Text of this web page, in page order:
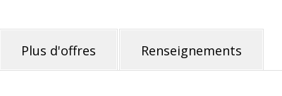
Plus d'offres Renseignements